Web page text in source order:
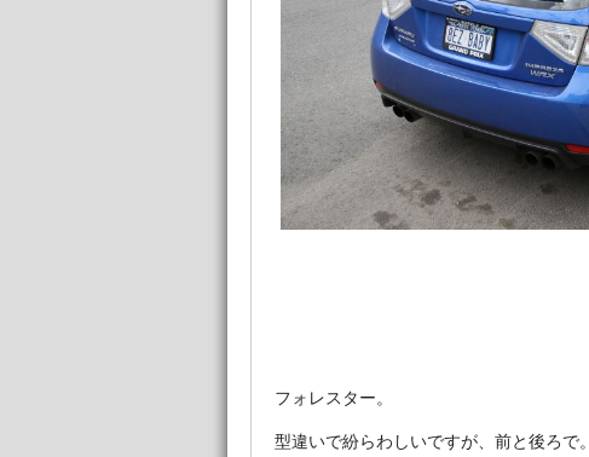
フォレスター。
型違いで紛らわしいですが、前と後ろで。